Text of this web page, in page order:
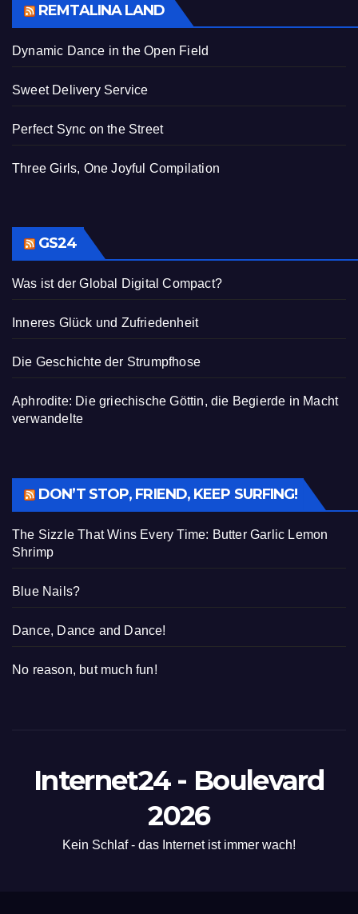
REMTALINA LAND
Dynamic Dance in the Open Field
Sweet Delivery Service
Perfect Sync on the Street
Three Girls, One Joyful Compilation
GS24
Was ist der Global Digital Compact?
Inneres Glück und Zufriedenheit
Die Geschichte der Strumpfhose
Aphrodite: Die griechische Göttin, die Begierde in Macht
verwandelte
DON’T STOP, FRIEND, KEEP SURFING!
The Sizzle That Wins Every Time: Butter Garlic Lemon
Shrimp
Blue Nails?
Dance, Dance and Dance!
No reason, but much fun!
Internet24 - Boulevard
2026
Kein Schlaf - das Internet ist immer wach!